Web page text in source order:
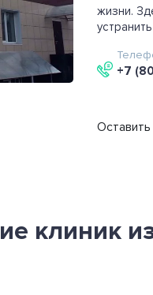
жизни.
+7
Оставить
клиник